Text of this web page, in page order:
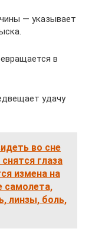
— указывает
в
удачу
во сне
глаза
измена на
самолета,
линзы, боль,